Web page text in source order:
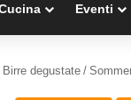
Eventi
Birre degustate /